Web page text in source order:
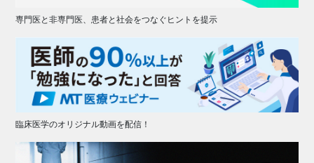
専門医と非専門医、患者と社会をつなぐヒントを提示
臨床医学のオリジナル動画を配信！